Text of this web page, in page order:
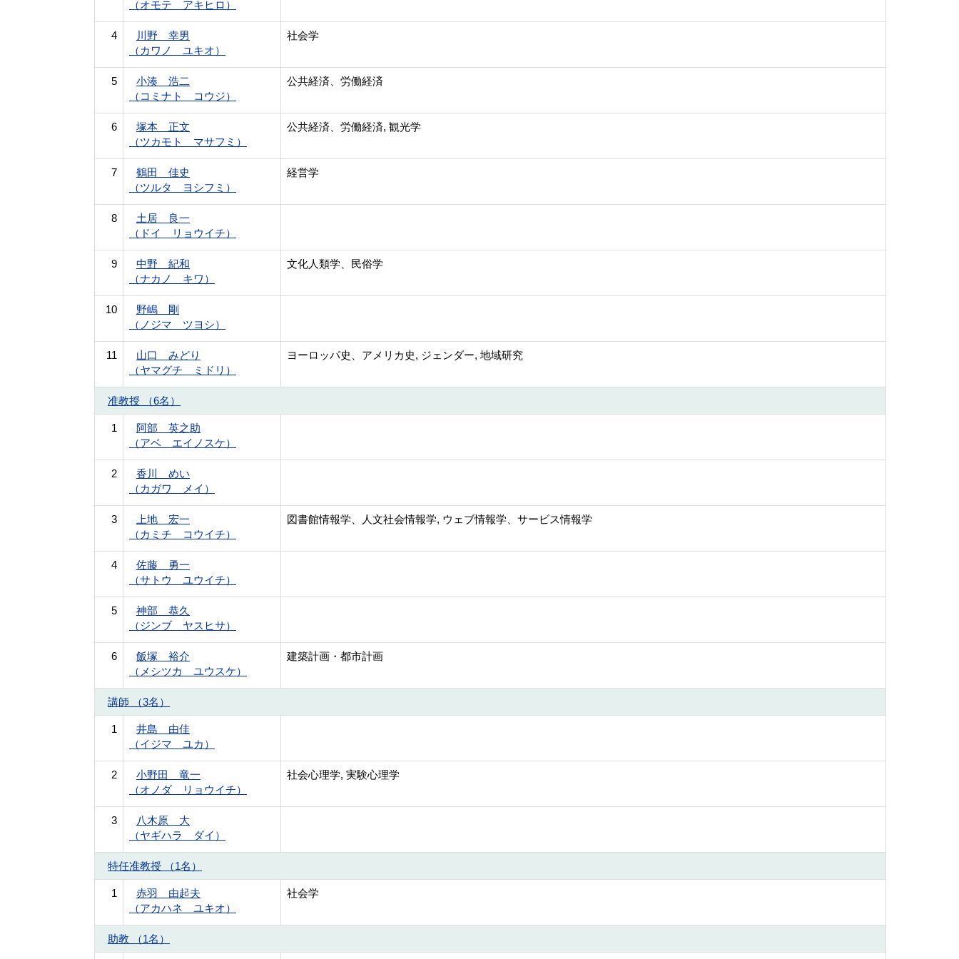
（オモテ アキヒロ）
4
川野 幸男
（カワノ ユキオ）
社会学
5
小湊 浩二
（コミナト コウジ）
公共経済、労働経済
6
塚本 正文
（ツカモト マサフミ）
公共経済、労働経済, 観光学
7
鶴田 佳史
（ツルタ ヨシフミ）
経営学
8
土居 良一
（ドイ リョウイチ）
9
中野 紀和
（ナカノ キワ）
文化人類学、民俗学
10
野嶋 剛
（ノジマ ツヨシ）
11
山口 みどり
（ヤマグチ ミドリ）
ヨーロッパ史、アメリカ史, ジェンダー, 地域研究
准教授 （6名）
1
阿部 英之助
（アベ エイノスケ）
2
香川 めい
（カガワ メイ）
3
上地 宏一
（カミチ コウイチ）
図書館情報学、人文社会情報学, ウェブ情報学、サービス情報学
4
佐藤 勇一
（サトウ ユウイチ）
5
神部 恭久
（ジンブ ヤスヒサ）
6
飯塚 裕介
（メシツカ ユウスケ）
建築計画・都市計画
講師 （3名）
1
井島 由佳
（イジマ ユカ）
2
小野田 竜一
（オノダ リョウイチ）
社会心理学, 実験心理学
3
八木原 大
（ヤギハラ ダイ）
特任准教授 （1名）
1
赤羽 由起夫
（アカハネ ユキオ）
社会学
助教 （1名）